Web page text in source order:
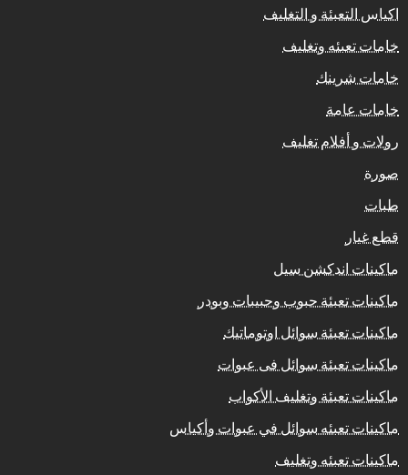
اكياس التعبئة و التغليف
خامات تعبئه وتغليف
خامات شرينك
خامات عامة
رولات و أفلام تغليف
صورة
طبات
قطع غيار
ماكينات اندكشن سيل
ماكينات تعبئة حبوب وحبيبات وبودر
ماكينات تعبئة سوائل اوتوماتيك
ماكينات تعبئة سوائل فى عبوات
ماكينات تعبئة وتغليف الأكواب
ماكينات تعبئه سوائل في عبوات وأكياس
ماكينات تعبئه وتغليف